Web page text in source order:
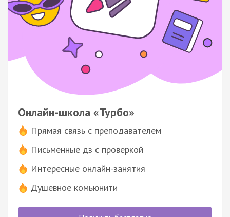
Онлайн-школа «Турбо»
Прямая связь с преподавателем
Письменные дз с проверкой
Интересные онлайн-занятия
Душевное комьюнити